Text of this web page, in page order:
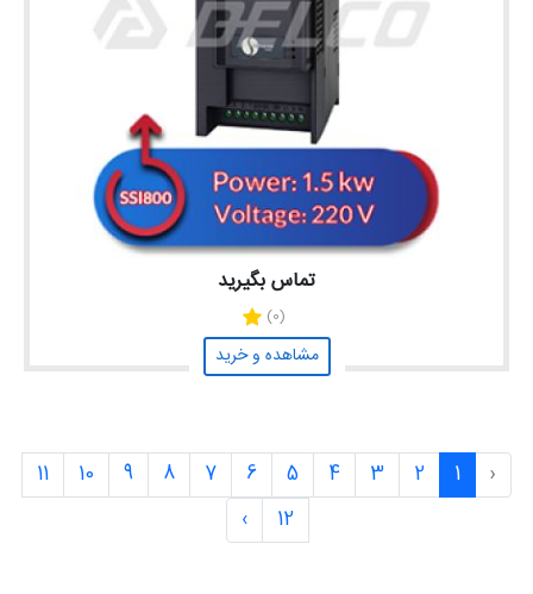
تماس بگیرید
(0)
مشاهده و خرید
‹
1
2
3
4
5
6
7
8
9
10
11
12
›